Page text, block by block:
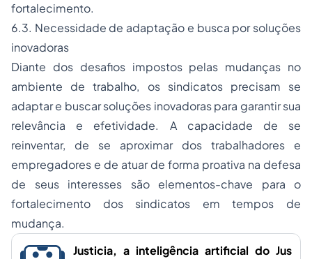
fortalecimento.
6.3. Necessidade de adaptação e busca por soluções
inovadoras
Diante dos desafios impostos pelas mudanças no
ambiente de trabalho, os sindicatos precisam se
adaptar e buscar soluções inovadoras para garantir sua
relevância e efetividade. A capacidade de se
reinventar, de se aproximar dos trabalhadores e
empregadores e de atuar de forma proativa na defesa
de seus interesses são elementos-chave para o
fortalecimento dos sindicatos em tempos de
mudança.
Justicia, a inteligência artificial do Jus